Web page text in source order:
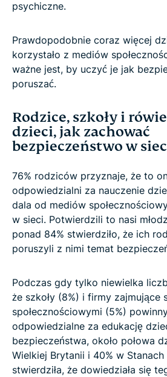
psychiczne.
Prawdopodobnie coraz więcej
korzystało z mediów
ważne jest, by uczyć je jak
poruszać.
Rodzice, szkoły i
dzieci, jak zachować
bezpieczeństwo w
76% rodziców przyznaje, że to
odpowiedzialni za nauczenie
dala od mediów
w sieci. Potwierdzili to nasi
ponad 84% stwierdziło, że ich
poruszyli z nimi temat
Podczas gdy tylko niewielka
że szkoły (8%) i firmy zajmujące
społecznościowymi (5%)
odpowiedzialne za edukację
bezpieczeństwa, około połowa
Wielkiej Brytanii i 40% w
stwierdziła, że dowiedziała się